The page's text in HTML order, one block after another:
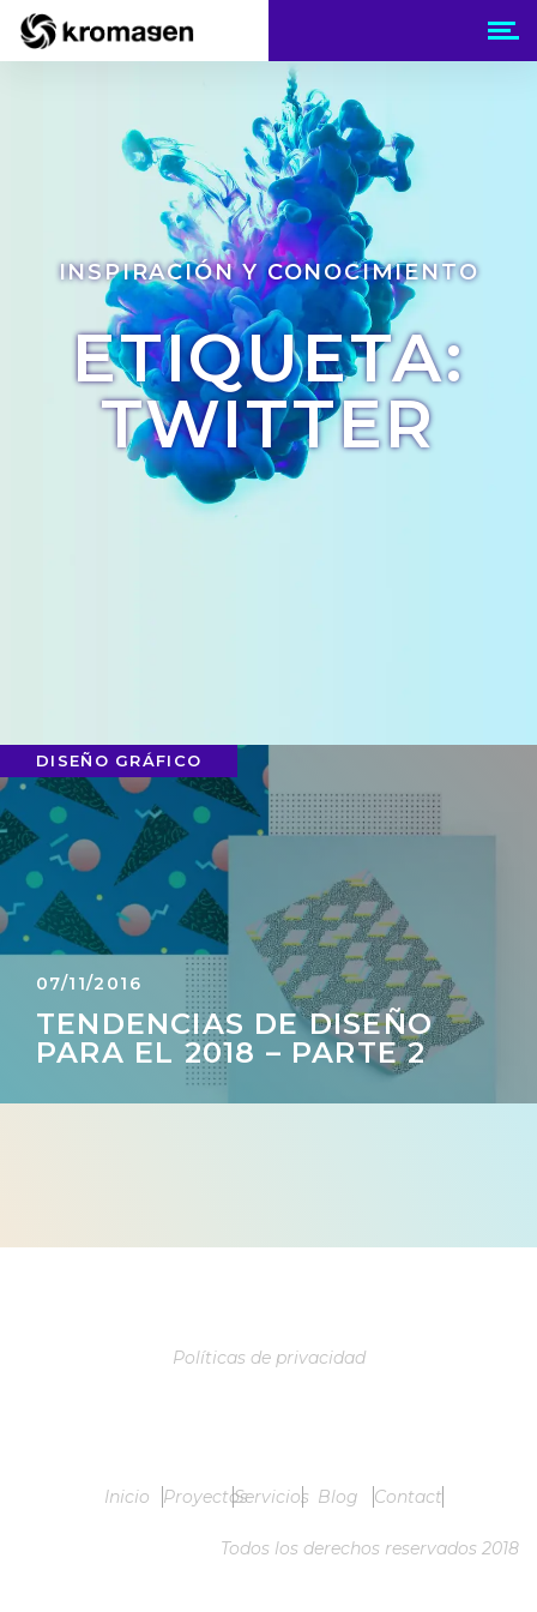
INSPIRACIÓN Y CONOCIMIENTO
ETIQUETA:
TWITTER
DISEÑO GRÁFICO
07/11/2016
TENDENCIAS DE DISEÑO
PARA EL 2018 – PARTE 2
Políticas de privacidad
Inicio ProyectosServicios Blog Contactanos
Todos los derechos reservados 2018